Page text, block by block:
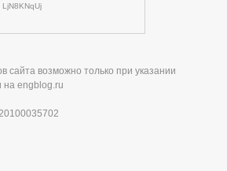
сайта возможно только при указании
на engblog.ru